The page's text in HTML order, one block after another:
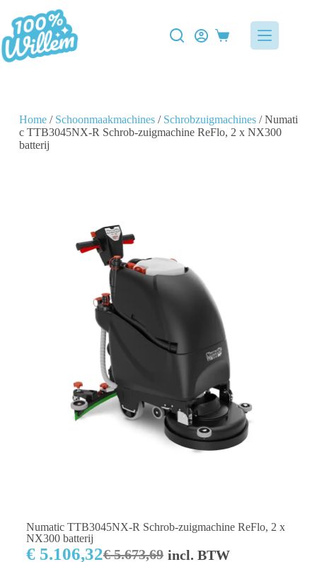
Home/ Schoonmaakmachines/ Schrobzuigmachines/ Numati
c TTB3045NX-R Schrob-zuigmachine ReFlo, 2 x NX300
batterij
Numatic TTB3045NX-R Schrob-zuigmachine ReFlo, 2 x
NX300 batterij
€5.673,69
€5.106,32 incl. BTW